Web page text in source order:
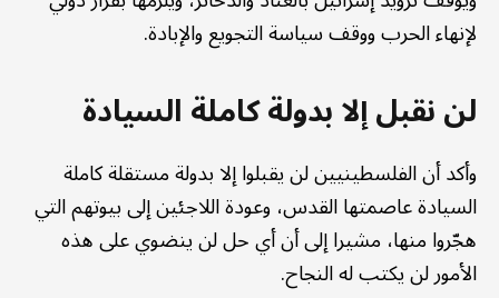
لإنهاء الحرب ووقف سياسة التجويع والإبادة.
لن نقبل إلا بدولة كاملة السيادة
وأكد أن الفلسطينيين لن يقبلوا إلا بدولة مستقلة كاملة
السيادة عاصمتها القدس، وعودة اللاجئين إلى بيوتهم التي
هجّروا منها، مشيرا إلى أن أي حل لن ينضوي على هذه
الأمور لن يكتب له النجاح.